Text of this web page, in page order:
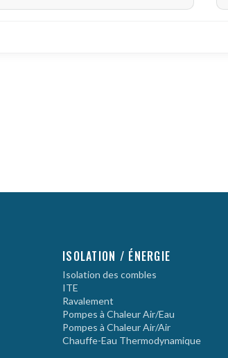
ISOLATION / ÉNERGIE
Isolation des combles
ITE
Ravalement
Pompes à Chaleur Air/Eau
Pompes à Chaleur Air/Air
Chauffe-Eau Thermodynamique